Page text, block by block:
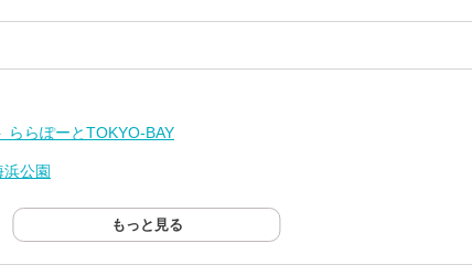
ららぽーとTOKYO-BAY
公園
もっと見る